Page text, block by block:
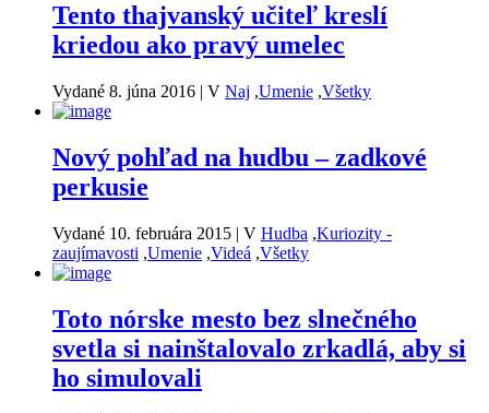
Tento thajvanský učiteľ kreslí
kriedou ako pravý umelec
Vydané 8. júna 2016 | V Naj ,Umenie ,Všetky
Nový pohľad na hudbu – zadkové
perkusie
Vydané 10. februára 2015 | V Hudba ,Kuriozity -
zaujímavosti ,Umenie ,Videá ,Všetky
Toto nórske mesto bez slnečného
svetla si nainštalovalo zrkadlá, aby si
ho simulovali